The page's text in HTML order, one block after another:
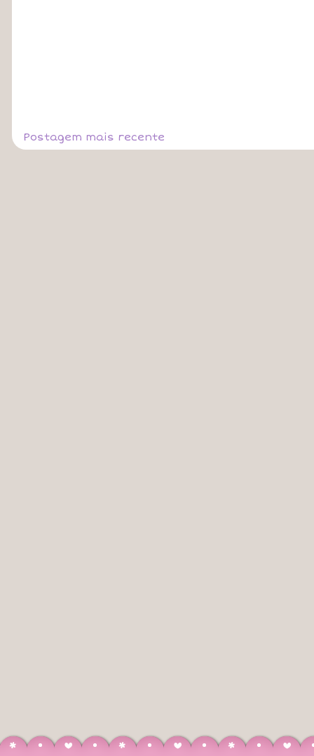
Postagem mais recente